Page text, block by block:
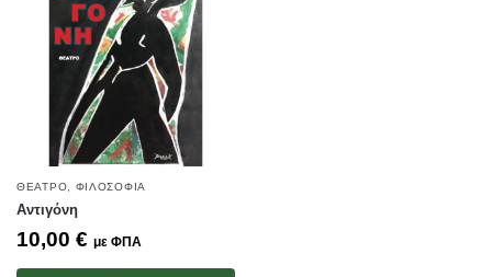
ΘΈΑΤΡΟ ΦΙΛΟΣΟΦΊΑ
Αντιγόνη
10,00 € με ΦΠΑ